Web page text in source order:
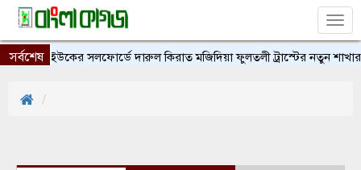
সর্বশেষ ইউকের সলফোর্ডে দারুল কিরাত মজিদিয়া ফুলতলী ট্রাস্টের নতুন শাখার